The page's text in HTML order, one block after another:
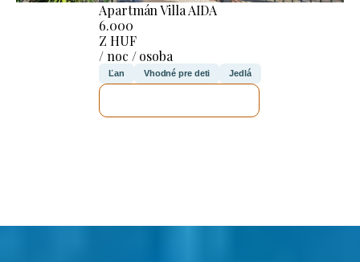
Apartmán Villa AIDA
6.000
Z HUF
/ noc / osoba
Ľan Vhodné pre deti Jedlá